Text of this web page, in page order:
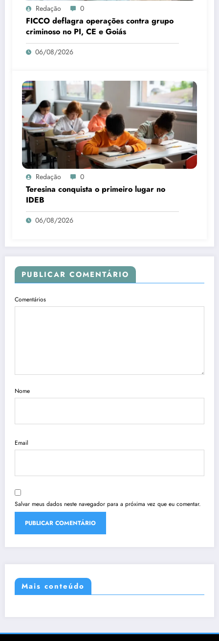
Redação 0
FICCO deflagra operações contra grupo
criminoso no PI, CE e Goiás
06/08/2026
Redação 0
Teresina conquista o primeiro lugar no
IDEB
06/08/2026
PUBLICAR COMENTÁRIO
Comentários
Nome
Email
Salvar meus dados neste navegador para a próxima vez que eu comentar.
Mais conteúdo